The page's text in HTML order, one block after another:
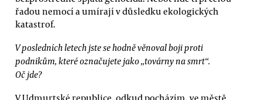
řadou nemocí a umírají v důsledku ekologických
katastrof.
V posledních letech jste se hodně věnoval boji proti
podnikům, které označujete jako „továrny na smrt“.
Oč jde?
V Udmurtské republice, odkud pocházím, ve městě